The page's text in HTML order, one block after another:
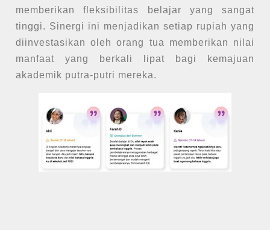
memberikan fleksibilitas belajar yang sangat
tinggi. Sinergi ini menjadikan setiap rupiah yang
diinvestasikan oleh orang tua memberikan nilai
manfaat yang berkali lipat bagi kemajuan
akademik putra-putri mereka.